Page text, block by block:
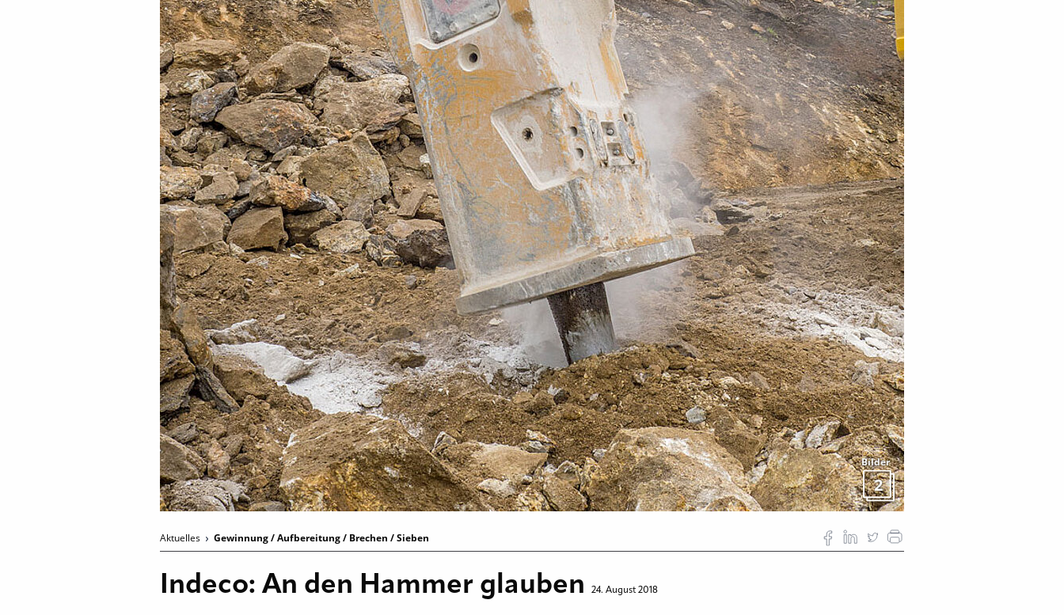
Bilder
2
Aktuelles Gewinnung / Aufbereitung / Brechen / Sieben
Indeco: An den Hammer glauben 24. August 2018